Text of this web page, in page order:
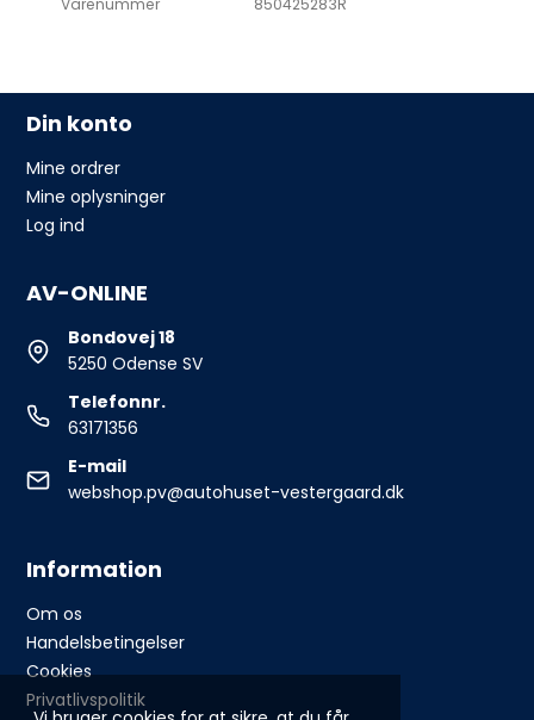
Varenummer
850425283R
Din konto
Mine ordrer
Mine oplysninger
Log ind
AV-ONLINE
Bondovej 18
5250 Odense SV
Telefonnr.
63171356
E-mail
webshop.pv@autohuset-vestergaard.dk
Information
Om os
Handelsbetingelser
Cookies
Privatlivspolitik